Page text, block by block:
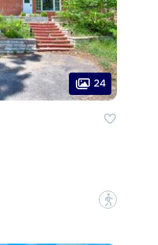
24
?